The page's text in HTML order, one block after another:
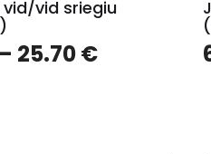
vid/vid sriegiu
25.70€Price